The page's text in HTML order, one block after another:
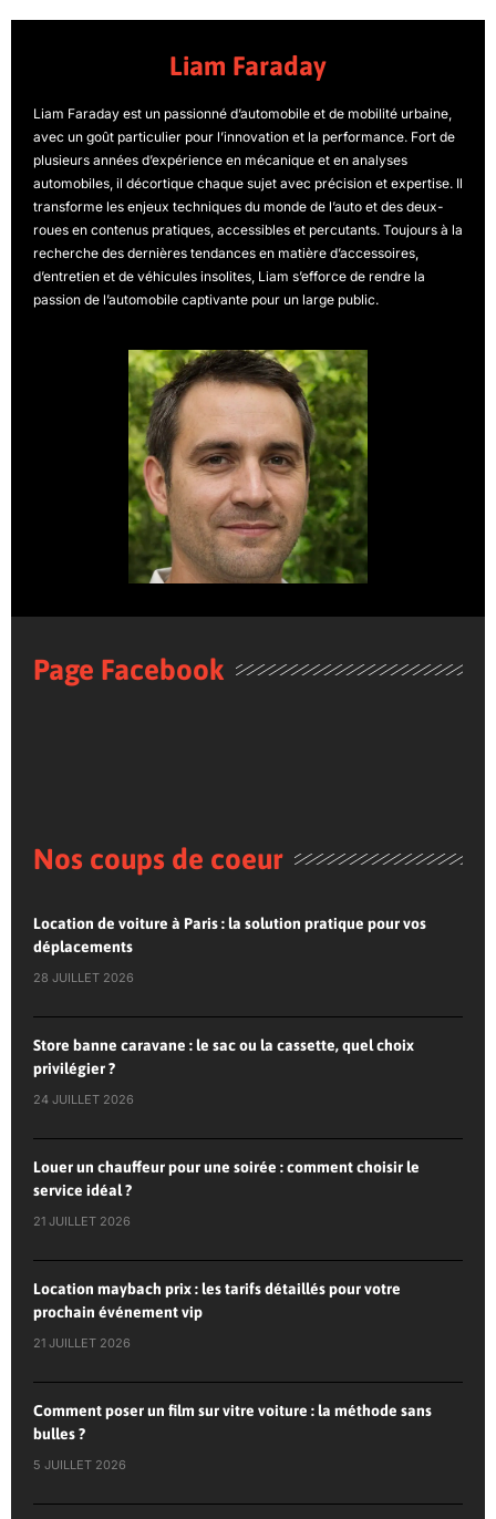
Liam Faraday
Liam Faraday est un passionné d’automobile et de mobilité urbaine,
avec un goût particulier pour l’innovation et la performance. Fort de
plusieurs années d’expérience en mécanique et en analyses
automobiles, il décortique chaque sujet avec précision et expertise. Il
transforme les enjeux techniques du monde de l’auto et des deux-
roues en contenus pratiques, accessibles et percutants. Toujours à la
recherche des dernières tendances en matière d’accessoires,
d’entretien et de véhicules insolites, Liam s’efforce de rendre la
passion de l’automobile captivante pour un large public.
Page Facebook
Nos coups de coeur
Location de voiture à Paris : la solution pratique pour vos
déplacements
28 JUILLET 2026
Store banne caravane : le sac ou la cassette, quel choix
privilégier ?
24 JUILLET 2026
Louer un chauffeur pour une soirée : comment choisir le
service idéal ?
21 JUILLET 2026
Location maybach prix : les tarifs détaillés pour votre
prochain événement vip
21 JUILLET 2026
Comment poser un film sur vitre voiture : la méthode sans
bulles ?
5 JUILLET 2026